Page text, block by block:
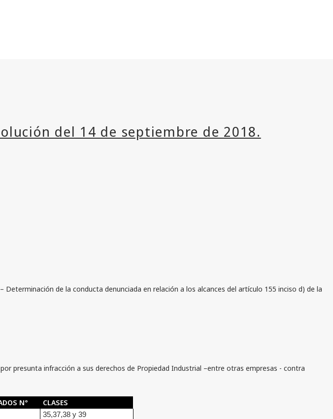
de la conducta denunciada en relación a los alcances del artículo 155 inciso d) de la
presunta infracción a sus derechos de Propiedad Industrial –entre otras empresas - contra
N° CLASES
35,37,38 y 39